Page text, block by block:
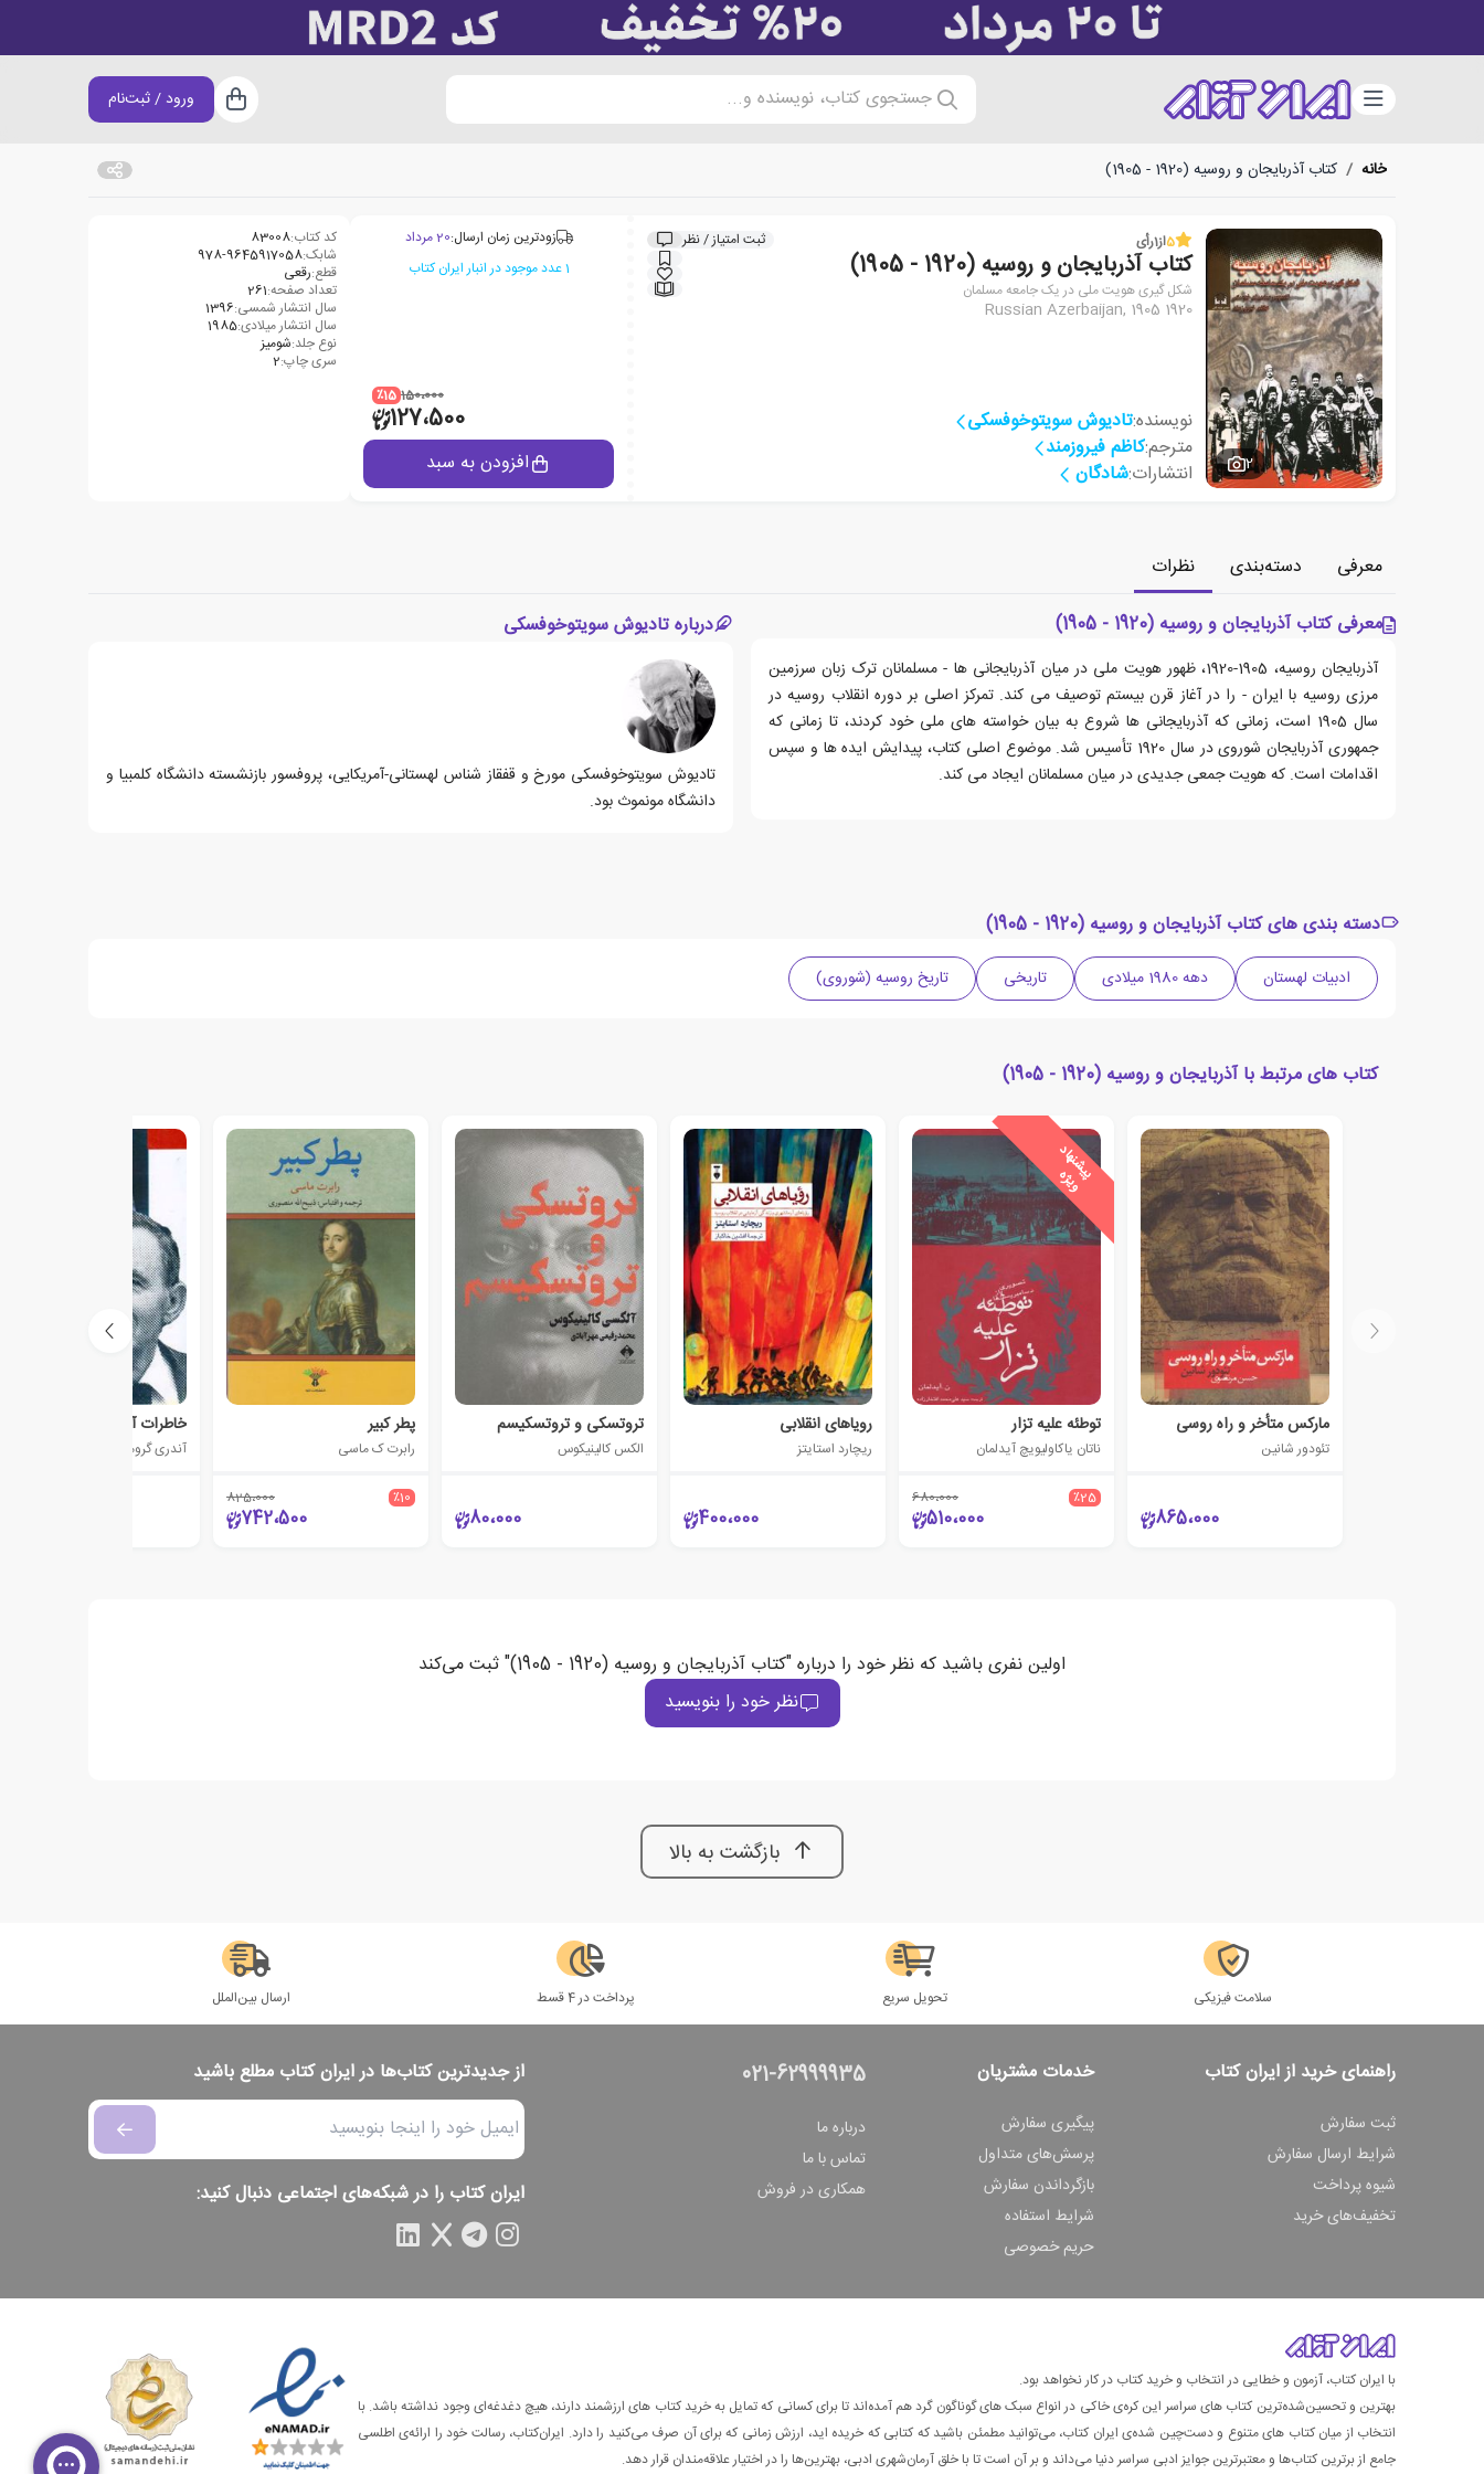
دسته‌بندی جستجوی کتاب، نویسنده و... سبد خرید
ورود / ثبت‌نام
خانه / کتاب آذربایجان و روسیه (1920 - 1905)
2
5از1رأی ثبت امتیاز / نظر
کتاب آذربایجان و روسیه (1920 - 1905)
شکل گیری هویت ملی در یک جامعه مسلمان
Russian Azerbaijan, 1905 1920
نویسنده:تادیوش سویتوخوفسکی
مترجم:کاظم فیروزمند
انتشارات:شادگان
زودترین زمان ارسال:20 مرداد
1 عدد موجود در انبار ایران کتاب
150،000 ٪15
127،500
افزودن به سبد
کد کتاب:83008
شابک:978-9645917058
قطع:رقعی
تعداد صفحه:261
سال انتشار شمسی:1396
سال انتشار میلادی:1985
نوع جلد:شومیز
سری چاپ:2
معرفی دسته‌بندی
نظرات
معرفی کتاب آذربایجان و روسیه (1920 - 1905)
آذربایجان روسیه، 1905-1920، ظهور هویت ملی در میان آذربایجانی ها - مسلمانان ترک زبان سرزمین
مرزی روسیه با ایران - را در آغاز قرن بیستم توصیف می کند. تمرکز اصلی بر دوره انقلاب روسیه در
سال 1905 است، زمانی که آذربایجانی ها شروع به بیان خواسته های ملی خود کردند، تا زمانی که
جمهوری آذربایجان شوروی در سال 1920 تأسیس شد. موضوع اصلی کتاب، پیدایش ایده ها و سپس
اقدامات است. که هویت جمعی جدیدی در میان مسلمانان ایجاد می کند.
درباره تادیوش سویتوخوفسکی
تادیوش سویتوخوفسکی مورخ و قفقاز شناس لهستانی-آمریکایی، پروفسور بازنشسته دانشگاه کلمبیا و
دانشگاه مونموث بود.
دسته بندی های کتاب آذربایجان و روسیه (1920 - 1905)
ادبیات لهستان دهه 1980 میلادی تاریخی تاریخ روسیه (شوروی)
کتاب های مرتبط با آذربایجان و روسیه (1920 - 1905)
مارکس متأخر و راه روسی
تئودور شانین
865،000
پ
ی
ش
ن
ه
ا
د
و
ی
ژ
ه
توطئه علیه تزار
ناتان یاکاولیویچ آیدلمان
٪25 680،000
510،000
رویاهای انقلابی
ریچارد استایتز
400،000
تروتسکی و تروتسکیسم
الکس کالینیکوس
80،000
پطر کبیر
رابرت ک ماسی
٪10 825،000
742،500
خاطرات آندری گرومیکو
آندری گرومیکو
اولین نفری باشید که نظر خود را درباره "کتاب آذربایجان و روسیه (1920 - 1905)" ثبت می‌کند
نظر خود را بنویسید
بازگشت به بالا
سلامت فیزیکی تحویل سریع پرداخت در 4 قسط ارسال بین‌الملل
راهنمای خرید از ایران کتاب
ثبت سفارش
شرایط ارسال سفارش
شیوه پرداخت
تخفیف‌های خرید
خدمات مشتریان
پیگیری سفارش
پرسش‌های متداول
بازگرداندن سفارش
شرایط استفاده
حریم خصوصی
021-62999935
درباره ما
تماس با ما
همکاری در فروش
از جدیدترین کتاب‌ها در ایران کتاب مطلع باشید
ایران کتاب را در شبکه‌های اجتماعی دنبال کنید:
با ایران کتاب، آزمون و خطایی در انتخاب و خرید کتاب در کار نخواهد بود.
بهترین و تحسین‌شده‌ترین کتاب‌ های سراسر این کره‌ی خاکی در انواع سبک های گوناگون گرد هم آمده‌اند تا برای کسانی که تمایل به خرید کتاب های ارزشمند دارند، هیچ دغدغه‌ای وجود نداشته باشد. با
انتخاب از میان کتاب های متنوع و دست‌چین شده‌ی ایران کتاب، می‌توانید مطمئن باشید که کتابی که خریده اید، ارزش زمانی که برای آن صرف می‌کنید را دارد. ایران‌کتاب، رسالت خود را ارائه‌ی اطلسی
جامع از برترین کتاب‌ها و معتبرترین جوایز ادبی سراسر دنیا می‌داند و بر آن است تا با خلق آرمان‌شهری ادبی، بهترین‌ها را در اختیار علاقه‌مندان قرار دهد.